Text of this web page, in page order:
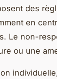
des
en
Le non-
ou une